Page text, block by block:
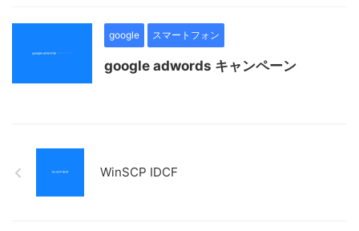
google スマートフォン
google adwords キャンペーン
WinSCP IDCF